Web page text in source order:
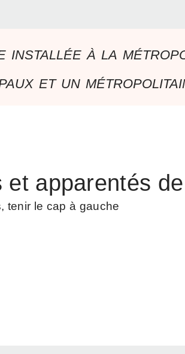
installée à la
et un
et apparentés
tenir le cap à gauche